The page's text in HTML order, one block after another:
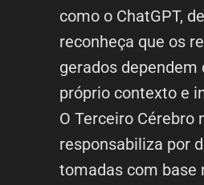
como o ChatGPT,
reconheça que os
gerados dependem
próprio contexto e
O Terceiro Cérebro
responsabiliza por
tomadas com base